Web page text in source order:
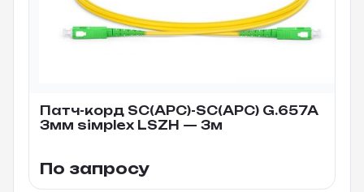
Патч-корд SC(APC)-SC(APC) G.657A
3мм siмplex LSZH — 3м
По запросу